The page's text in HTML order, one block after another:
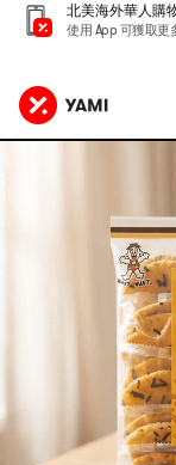
北美海外華人購
使用 App 可獲取更